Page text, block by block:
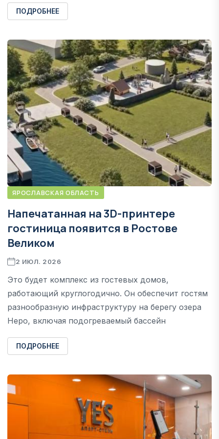
ПОДРОБНЕЕ
ЯРОСЛАВСКАЯ ОБЛАСТЬ
Напечатанная на 3D-принтере
гостиница появится в Ростове
Великом
2 ИЮЛ. 2026
Это будет комплекс из гостевых домов,
работающий круглогодично. Он обеспечит гостям
разнообразную инфраструктуру на берегу озера
Неро, включая подогреваемый бассейн
ПОДРОБНЕЕ